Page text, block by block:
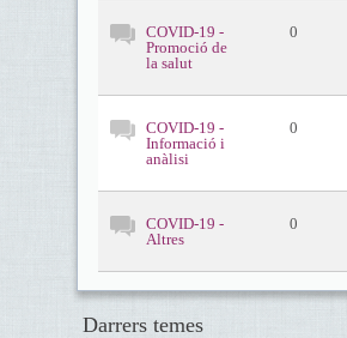
COVID-19 -
Promoció de
la salut
0
COVID-19 -
Informació i
anàlisi
0
COVID-19 -
Altres
0
Darrers temes